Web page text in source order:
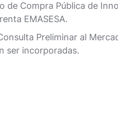
de Compra Pública de
EMASESA.
Preliminar al
ser incorporadas.